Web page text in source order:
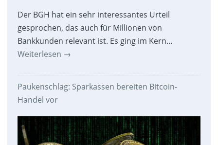
Der BGH hat ein sehr interessantes Urteil
gesprochen, das auch für Millionen von
Bankkunden relevant ist. Es ging im Kern…
Weiterlesen →
Paukenschlag: Sparkassen bereiten Bitcoin-
Handel vor